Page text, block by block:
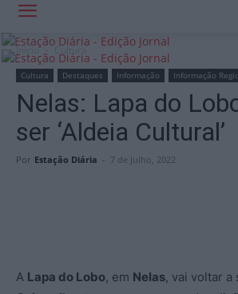
Início Cultura
Cultura Destaques Informação Informação
Nelas: Lapa do
ser ‘Aldeia Cultural’
Por Estação Diária - 7 de Julho, 2022
A Lapa do Lobo, em Nelas, vai voltar a